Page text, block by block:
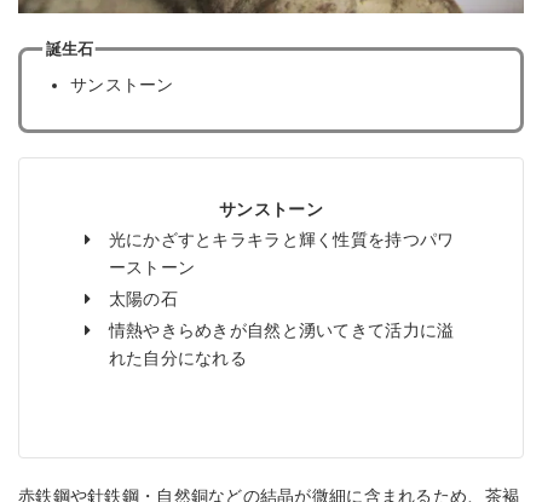
誕生石
サンストーン
サンストーン
光にかざすとキラキラと輝く性質を持つパワ
ーストーン
太陽の石
情熱やきらめきが自然と湧いてきて活力に溢
れた自分になれる
赤鉄鋼や針鉄鋼・自然銅などの結晶が微細に含まれるため、茶褐